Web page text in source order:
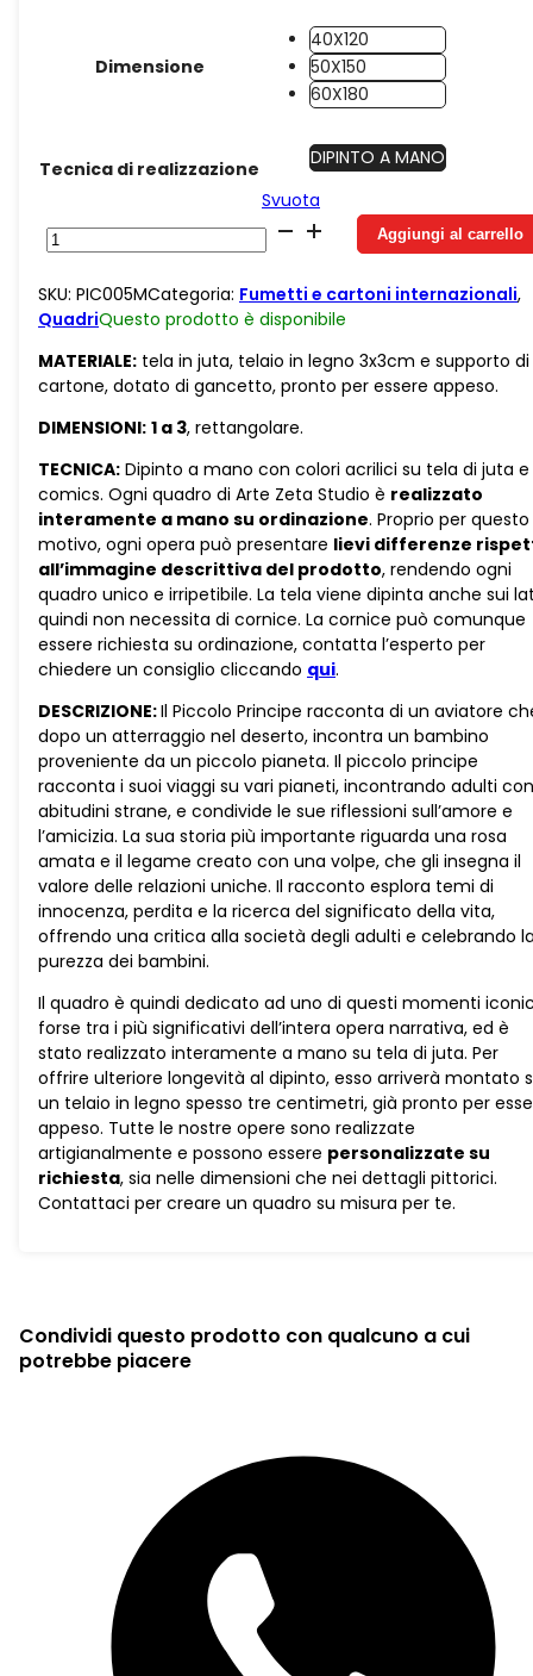
Dimensione
40X120
50X150
60X180
Tecnica di realizzazione
DIPINTO A MANO
Svuota
Juta
Piccolo
sogni
tra
le
nuvole
Variante
quantità
Aggiungi al carrello
SKU: PIC005MCategoria: Fumetti e cartoni internazionali,
QuadriQuesto prodotto è disponibile
MATERIALE: tela in juta, telaio in legno 3x3cm e supporto di
cartone, dotato di gancetto, pronto per essere appeso.
DIMENSIONI: 1 a 3, rettangolare.
TECNICA: Dipinto a mano con colori acrilici su tela di juta e
comics. Ogni quadro di Arte Zeta Studio è realizzato
interamente a mano su ordinazione. Proprio per questo
motivo, ogni opera può presentare lievi differenze
all’immagine descrittiva del prodotto, rendendo ogni
quadro unico e irripetibile. La tela viene dipinta anche sui
quindi non necessita di cornice. La cornice può comunque
essere richiesta su ordinazione, contatta l’esperto per
chiedere un consiglio cliccando qui.
DESCRIZIONE:Il Piccolo Principe racconta di un aviatore
dopo un atterraggio nel deserto, incontra un bambino
proveniente da un piccolo pianeta. Il piccolo principe
racconta i suoi viaggi su vari pianeti, incontrando adulti con
abitudini strane, e condivide le sue riflessioni sull’amore e
l’amicizia. La sua storia più importante riguarda una rosa
amata e il legame creato con una volpe, che gli insegna il
valore delle relazioni uniche. Il racconto esplora temi di
innocenza, perdita e la ricerca del significato della vita,
offrendo una critica alla società degli adulti e celebrando
purezza dei bambini.
Il quadro è quindi dedicato ad uno di questi momenti
forse tra i più significativi dell’intera opera narrativa, ed è
stato realizzato interamente a mano su tela di juta. Per
offrire ulteriore longevità al dipinto, esso arriverà montato
un telaio in legno spesso tre centimetri, già pronto per
appeso. Tutte le nostre opere sono realizzate
artigianalmente e possono essere personalizzate su
richiesta, sia nelle dimensioni che nei dettagli pittorici.
Contattaci per creare un quadro su misura per te.
Condividi questo prodotto con qualcuno a cui
potrebbe piacere